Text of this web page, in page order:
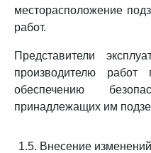
месторасположение
работ.
Представители
производителю
обеспечению
принадлежащих им
1.5. Внесение